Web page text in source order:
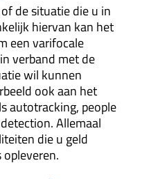
de situatie die u in
hiervan kan het
een varifocale
verband met de
wil kunnen
ook aan het
autotracking, people
Allemaal
die u geld